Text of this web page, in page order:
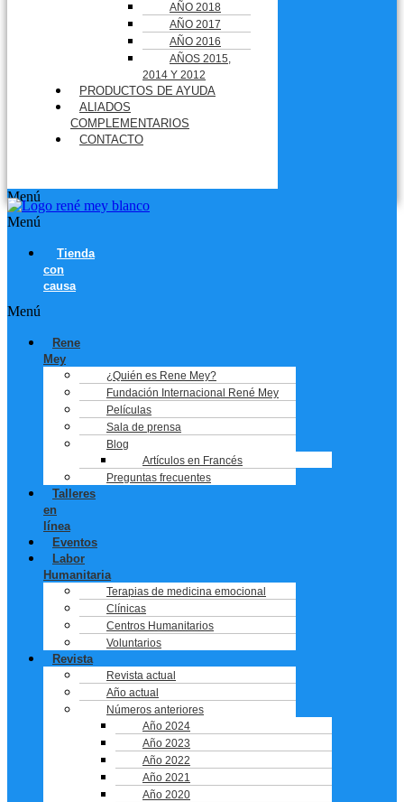
AÑO 2018
AÑO 2017
AÑO 2016
AÑOS 2015,
2014 Y 2012
PRODUCTOS DE AYUDA
ALIADOS
COMPLEMENTARIOS
CONTACTO
Menú
Menú
Tienda
con
causa
Menú
Rene
Mey
¿Quién es Rene Mey?
Fundación Internacional René Mey
Películas
Sala de prensa
Blog
Artículos en Francés
Preguntas frecuentes
Talleres
en
línea
Eventos
Labor
Humanitaria
Terapias de medicina emocional
Clínicas
Centros Humanitarios
Voluntarios
Revista
Revista actual
Año actual
Números anteriores
Año 2024
Año 2023
Año 2022
Año 2021
Año 2020